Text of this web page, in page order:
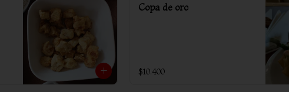
Copa de oro
$10.400